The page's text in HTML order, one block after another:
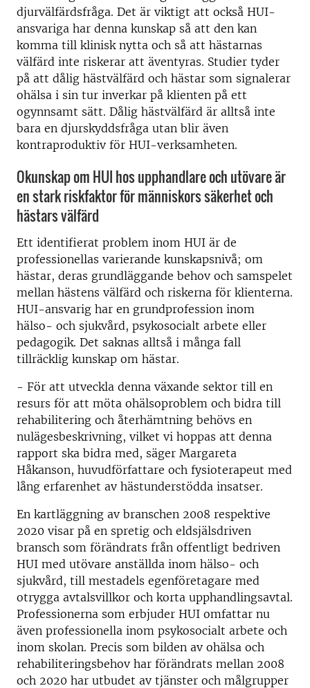
djurvälfärdsfråga. Det är viktigt att också HUI-
ansvariga har denna kunskap så att den kan
komma till klinisk nytta och så att hästarnas
välfärd inte riskerar att äventyras. Studier tyder
på att dålig hästvälfärd och hästar som signalerar
ohälsa i sin tur inverkar på klienten på ett
ogynnsamt sätt. Dålig hästvälfärd är alltså inte
bara en djurskyddsfråga utan blir även
kontraproduktiv för HUI-verksamheten.
Okunskap om HUI hos upphandlare och utövare är
en stark riskfaktor för människors säkerhet och
hästars välfärd
Ett identifierat problem inom HUI är de
professionellas varierande kunskapsnivå; om
hästar, deras grundläggande behov och samspelet
mellan hästens välfärd och riskerna för klienterna.
HUI-ansvarig har en grundprofession inom
hälso- och sjukvård, psykosocialt arbete eller
pedagogik. Det saknas alltså i många fall
tillräcklig kunskap om hästar.
- För att utveckla denna växande sektor till en
resurs för att möta ohälsoproblem och bidra till
rehabilitering och återhämtning behövs en
nulägesbeskrivning, vilket vi hoppas att denna
rapport ska bidra med, säger Margareta
Håkanson, huvudförfattare och fysioterapeut med
lång erfarenhet av hästunderstödda insatser.
En kartläggning av branschen 2008 respektive
2020 visar på en spretig och eldsjälsdriven
bransch som förändrats från offentligt bedriven
HUI med utövare anställda inom hälso- och
sjukvård, till mestadels egenföretagare med
otrygga avtalsvillkor och korta upphandlingsavtal.
Professionerna som erbjuder HUI omfattar nu
även professionella inom psykosocialt arbete och
inom skolan. Precis som bilden av ohälsa och
rehabiliteringsbehov har förändrats mellan 2008
och 2020 har utbudet av tjänster och målgrupper